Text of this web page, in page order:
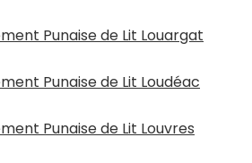
Punaise de Lit Louargat
Punaise de Lit Loudéac
Punaise de Lit Louvres